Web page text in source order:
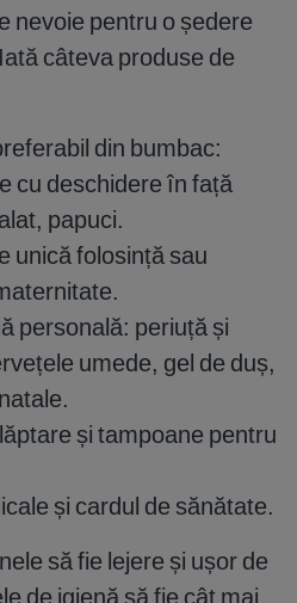
nevoie pentru o ședere
câteva produse de
din bumbac:
cu deschidere în față
papuci.
unică folosință sau
personală: periuță și
umede, gel de duș,
și tampoane pentru
și cardul de sănătate.
să fie lejere și ușor de
de igienă să fie cât mai